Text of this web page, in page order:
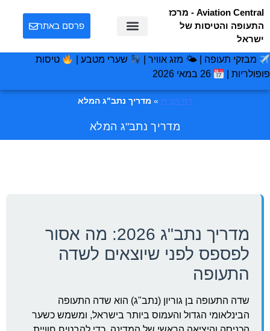
Aviation Central - מרכז
התעופה והטיסות של
ישראל
פרסם באתר
מבזקי תעופה | 🌤 מזג אוויר | שערי מטבע |
טיסות
פופולריות |
26 במאי 2026
דף הבית » מדריך נתב"ג המלא
מדריך נתב"ג המלא
מדריך נתב"ג 2026: מה אסור
לפספס לפני שיוצאים לשדה
התעופה
שדה התעופה בן גוריון (נתב"ג) הוא שדה התעופה
הבינלאומי הגדול והעמוס ביותר בישראל, ומשמש כשער